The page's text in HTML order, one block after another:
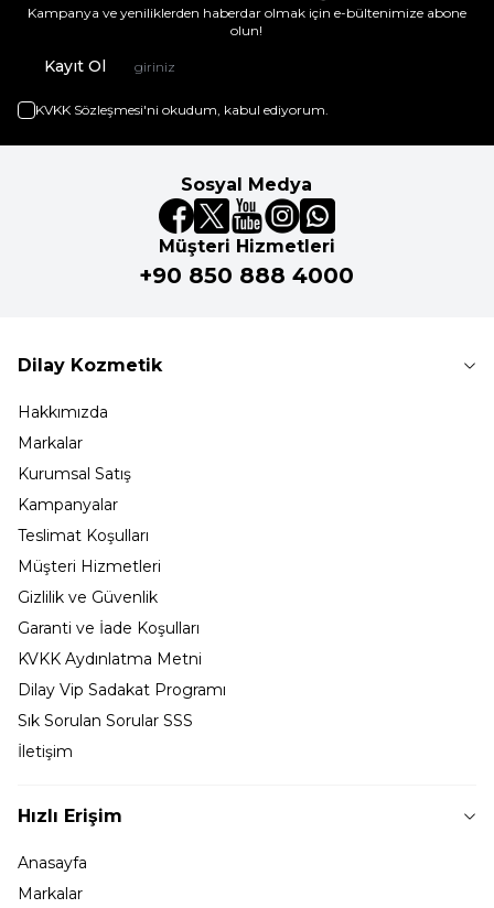
Kampanya ve yeniliklerden haberdar olmak için e-bültenimize abone
olun!
Kayıt Ol
KVKK Sözleşmesi'ni okudum, kabul ediyorum.
Sosyal Medya
Müşteri Hizmetleri
+90 850 888 4000
Dilay Kozmetik
Hakkımızda
Markalar
Kurumsal Satış
Kampanyalar
Teslimat Koşulları
Müşteri Hizmetleri
Gizlilik ve Güvenlik
Garanti ve İade Koşulları
KVKK Aydınlatma Metni
Dilay Vip Sadakat Programı
Sık Sorulan Sorular SSS
İletişim
Hızlı Erişim
Anasayfa
Markalar